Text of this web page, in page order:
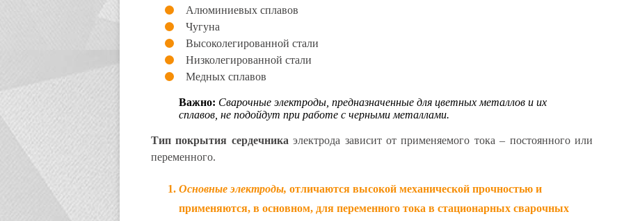
Алюминиевых сплавов
Чугуна
Высоколегированной стали
Низколегированной стали
Медных сплавов
Важно: Сварочные электроды, предназначенные для цветных металлов и их
сплавов, не подойдут при работе с черными металлами.
Тип покрытия сердечникаэлектрода зависит от применяемого тока – постоянного или
переменного.
Основные электроды, отличаются высокой механической прочностью и
применяются, в основном, для переменного тока в стационарных сварочных